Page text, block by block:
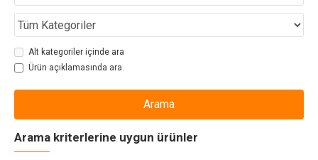
Alt kategoriler içinde ara
Ürün açıklamasında ara.
Arama
Arama kriterlerine uygun ürünler